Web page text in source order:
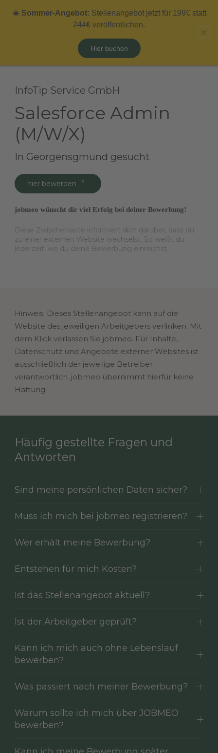
Zum Hauptinhalt springen
InfoTip Service GmbH
Salesforce Admin
(M/W/X)
In Georgensgmünd gesucht
hier bewerben
jobmeo wünscht dir viel Erfolg bei deiner Bewerbung!
Diese Zwischenseite informiert dich darüber, dass du
zu einer externen Website wechselst. So weißt du
jederzeit, wo du deine Bewerbung einreichst.
Hinweis: Dieses Stellenangebot kann auf die
Website des jeweiligen Arbeitgebers verlinken. Mit
dem Klick verlassen Sie jobmeo. Für Inhalte,
Datenschutz und Angebote externer Websites ist
ausschließlich der jeweilige Betreiber
verantwortlich. jobmeo übernimmt hierfür keine
Haftung.
Häufig gestellte Fragen und
Antworten
Sind meine persönlichen Daten sicher?
Muss ich mich bei jobmeo registrieren?
Wer erhält meine Bewerbung?
Entstehen für mich Kosten?
Ist das Stellenangebot aktuell?
Ist der Arbeitgeber geprüft?
Kann ich mich auch ohne Lebenslauf
bewerben?
Was passiert nach meiner Bewerbung?
Warum sollte ich mich über JOBMEO
bewerben?
×
☀️ Sommer-Angebot: Stellenangebot jetzt für 199€ statt
244€ veröffentlichen.
Hier buchen